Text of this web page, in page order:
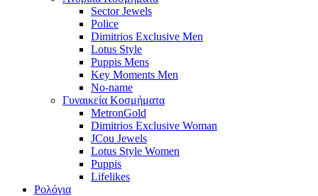
Sector Jewels
Police
Dimitrios Exclusive Men
Lotus Style
Puppis Mens
Key Moments Men
No-name
Γυναικεία Κοσμήματα
MetronGold
Dimitrios Exclusive Woman
JCou Jewels
Lotus Style Women
Puppis
Lifelikes
Ρολόγια